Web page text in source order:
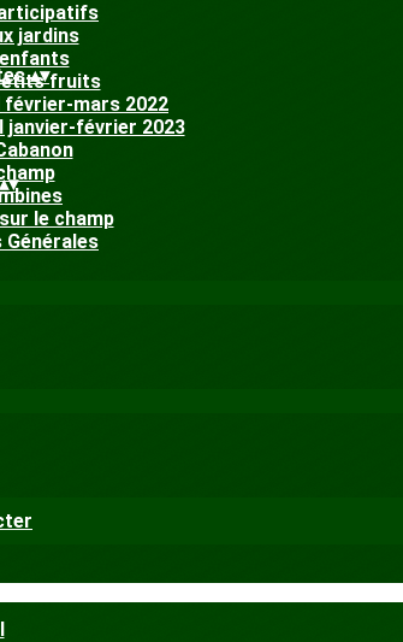
jardins
fruits
mars 2022
janvier-février 2023
le champ
Générales
▴▾
▾